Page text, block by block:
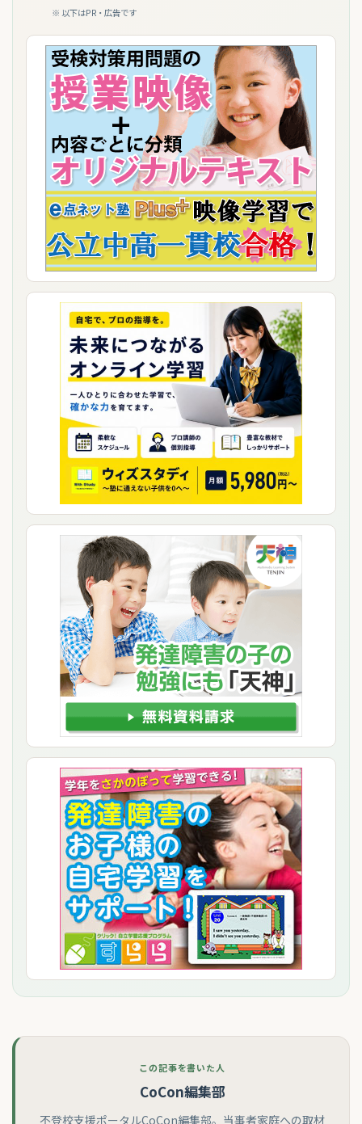
※ 以下はPR・広告です
この記事を書いた人
CoCon編集部
不登校支援ポータルCoCon編集部。当事者家庭への取材